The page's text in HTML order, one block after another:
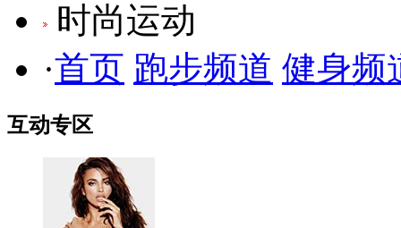
时尚运动
·首页 跑步频道 健身频
互动专区